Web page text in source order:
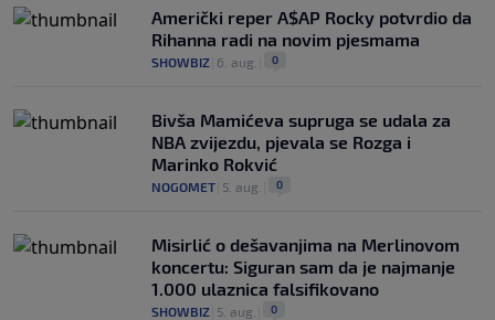
Američki reper A$AP Rocky potvrdio da
Rihanna radi na novim pjesmama
SHOWBIZ 6. aug. 0
Bivša Mamićeva supruga se udala za
NBA zvijezdu, pjevala se Rozga i
Marinko Rokvić
NOGOMET 5. aug. 0
Misirlić o dešavanjima na Merlinovom
koncertu: Siguran sam da je najmanje
1.000 ulaznica falsifikovano
SHOWBIZ 5. aug. 0